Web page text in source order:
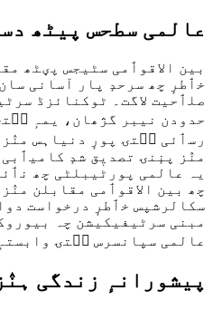
عالمی سطحس پیٹھ
بین الاقوٲمی سٹیجس پؠٹھ
خٲطرٕ چھ سرحدٕ پار آسانی
صلٲحیت لاگت۔ ٹوکنائزڈ
حدودن نیبر گژھان، یمہٕ
رسٲئی سۭتۍ پورٕ دنیاہس
منٛز پنٕنۍ تصدیٖق شدٕ
یہ عالمی پورٹیبلٹی چھ
چھ بین الاقوٲمی مقابلن
سکالرشپس خٲطرٕ درخواست
مبنی سرٹیفیکیشن چہ
عالمی سپانسرس سۭتۍ
پیشورانہٕ زندگی